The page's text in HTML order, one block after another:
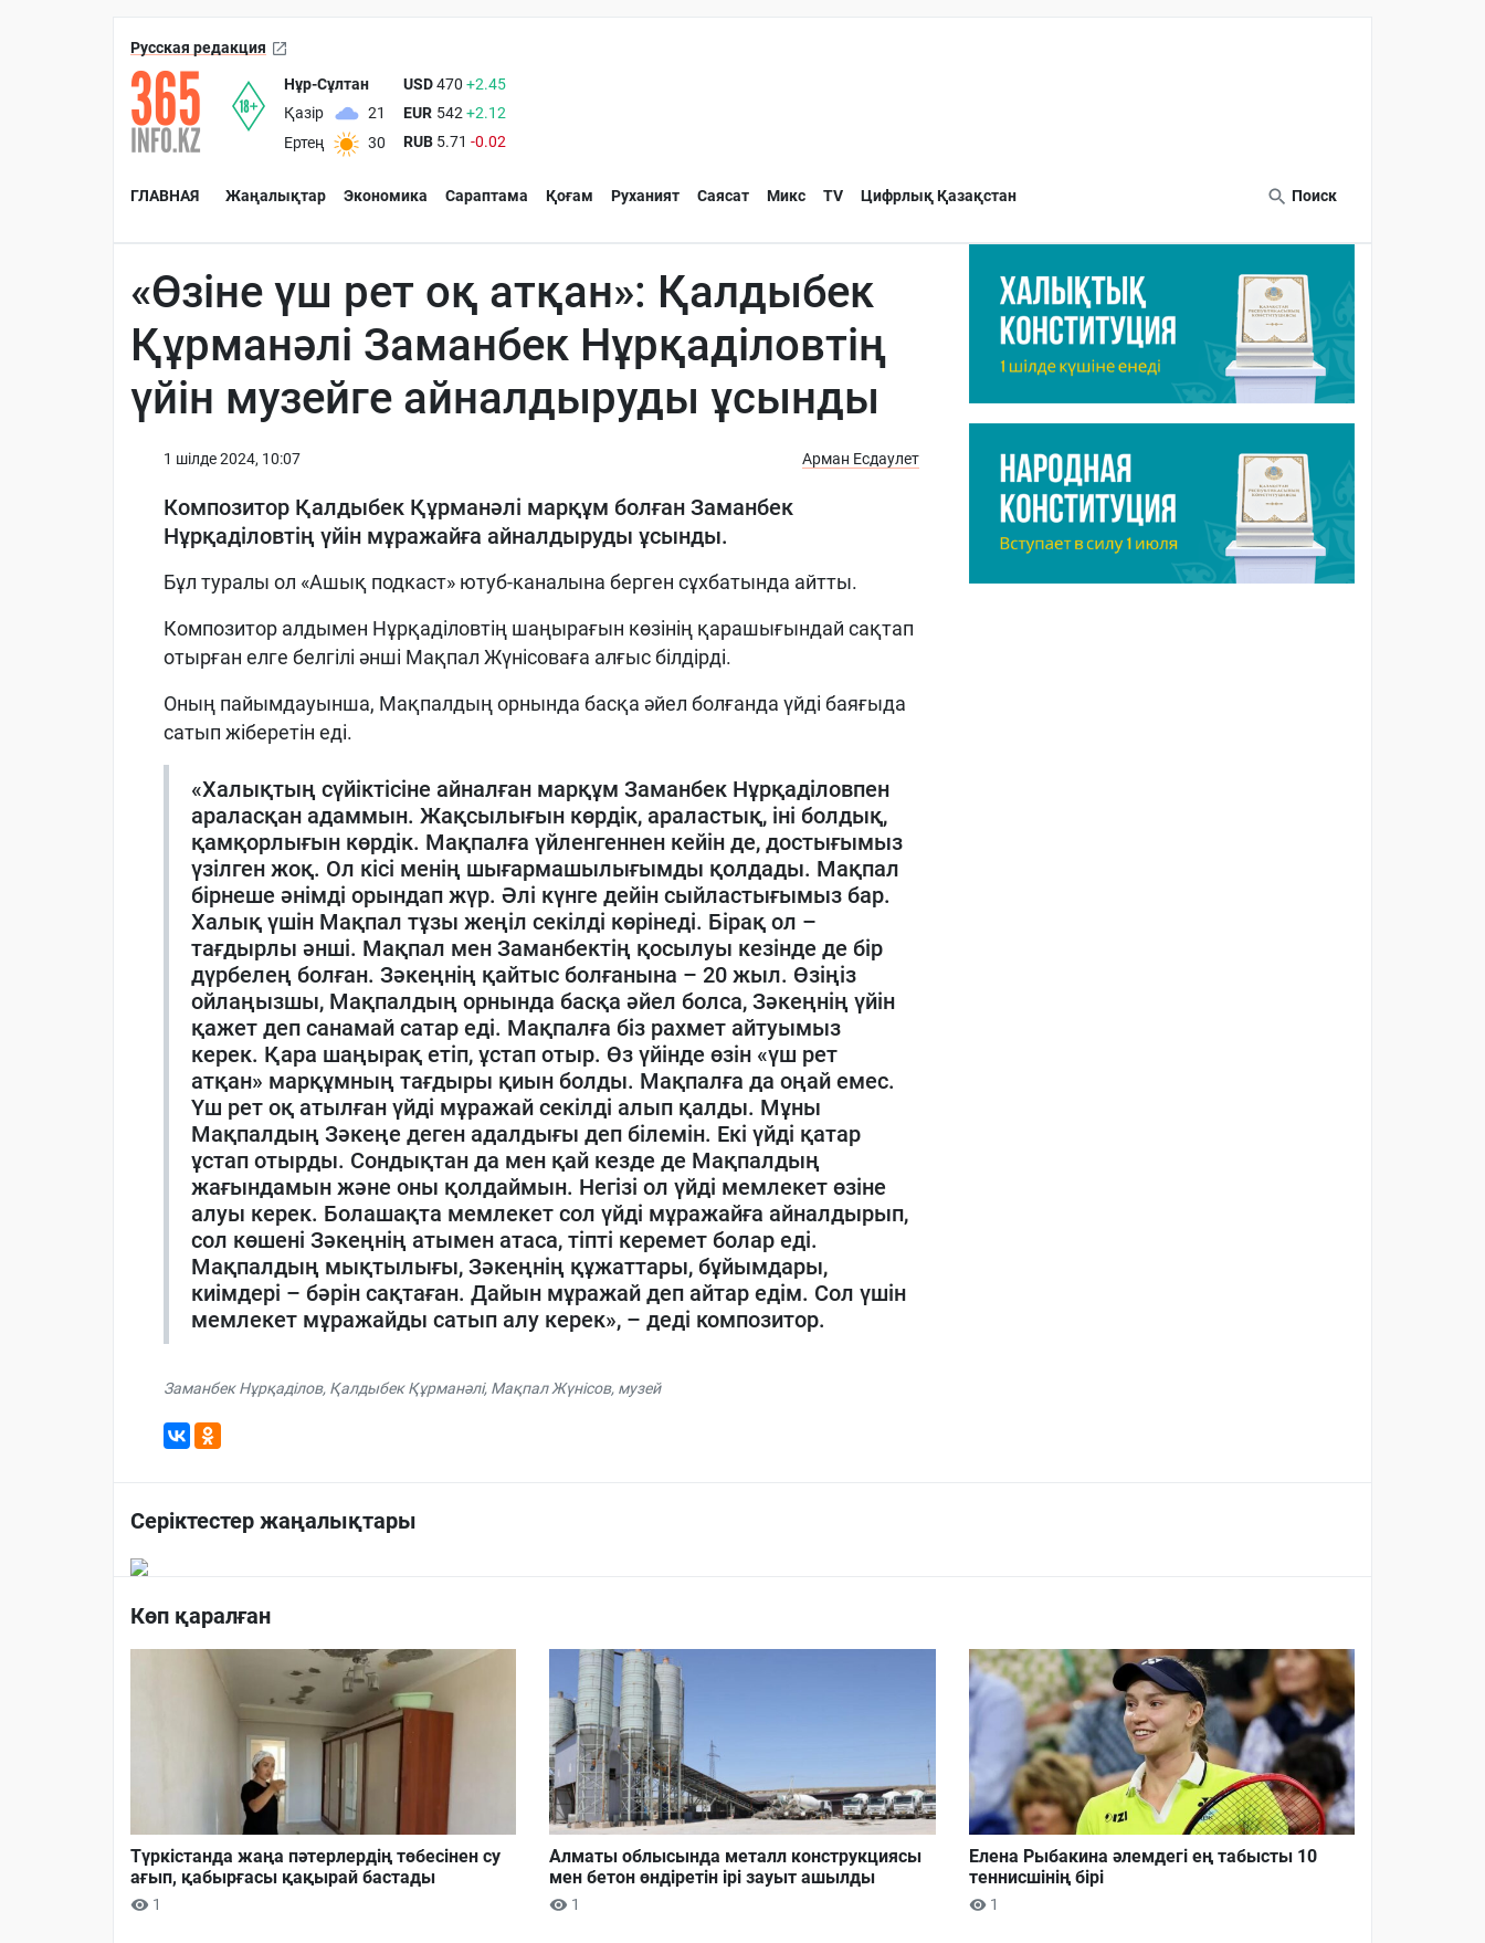
Русская редакция
Нұр-Сұлтан
Қазір
21
Ертең
30
USD470 +2.45
EUR 542 +2.12
RUB 5.71 -0.02
ГЛАВНАЯ Жаңалықтар Экономика Сараптама Қоғам Руханият Саясат Микс TV Цифрлық Қазақстан Поиск
«Өзіне үш рет оқ атқан»: Қалдыбек
Құрманәлі Заманбек Нұрқаділовтің
үйін музейге айналдыруды ұсынды
1 шiлде 2024, 10:07 Арман Есдаулет
Композитор Қалдыбек Құрманәлі марқұм болған Заманбек
Нұрқаділовтің үйін мұражайға айналдыруды ұсынды.
Бұл туралы ол «Ашық подкаст» ютуб-каналына берген сұхбатында айтты.
Композитор алдымен Нұрқаділовтің шаңырағын көзінің қарашығындай сақтап
отырған елге белгілі әнші Мақпал Жүнісоваға алғыс білдірді.
Оның пайымдауынша, Мақпалдың орнында басқа әйел болғанда үйді баяғыда
сатып жіберетін еді.
«Халықтың сүйіктісіне айналған марқұм Заманбек Нұрқаділовпен
араласқан адаммын. Жақсылығын көрдік, араластық, іні болдық,
қамқорлығын көрдік. Мақпалға үйленгеннен кейін де, достығымыз
үзілген жоқ. Ол кісі менің шығармашылығымды қолдады. Мақпал
бірнеше әнімді орындап жүр. Әлі күнге дейін сыйластығымыз бар.
Халық үшін Мақпал тұзы жеңіл секілді көрінеді. Бірақ ол –
тағдырлы әнші. Мақпал мен Заманбектің қосылуы кезінде де бір
дүрбелең болған. Зәкеңнің қайтыс болғанына – 20 жыл. Өзіңіз
ойлаңызшы, Мақпалдың орнында басқа әйел болса, Зәкеңнің үйін
қажет деп санамай сатар еді. Мақпалға біз рахмет айтуымыз
керек. Қара шаңырақ етіп, ұстап отыр. Өз үйінде өзін «үш рет
атқан» марқұмның тағдыры қиын болды. Мақпалға да оңай емес.
Үш рет оқ атылған үйді мұражай секілді алып қалды. Мұны
Мақпалдың Зәкеңе деген адалдығы деп білемін. Екі үйді қатар
ұстап отырды. Сондықтан да мен қай кезде де Мақпалдың
жағындамын және оны қолдаймын. Негізі ол үйді мемлекет өзіне
алуы керек. Болашақта мемлекет сол үйді мұражайға айналдырып,
сол көшені Зәкеңнің атымен атаса, тіпті керемет болар еді.
Мақпалдың мықтылығы, Зәкеңнің құжаттары, бұйымдары,
киімдері – бәрін сақтаған. Дайын мұражай деп айтар едім. Сол үшін
мемлекет мұражайды сатып алу керек», – деді композитор.
Заманбек Нұрқаділов, Қалдыбек Құрманәлі, Мақпал Жүнісов, музей
Серіктестер жаңалықтары
Көп қаралған
Түркістанда жаңа пәтерлердің төбесінен су
ағып, қабырғасы қақырай бастады
1
Алматы облысында металл конструкциясы
мен бетон өндіретін ірі зауыт ашылды
1
Елена Рыбакина әлемдегі ең табысты 10
теннисшінің бірі
1